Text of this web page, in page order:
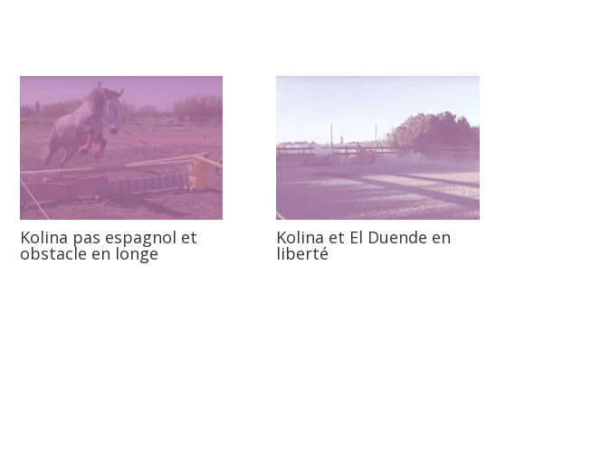
Kolina pas espagnol et
obstacle en longe
Kolina et El Duende en
liberté